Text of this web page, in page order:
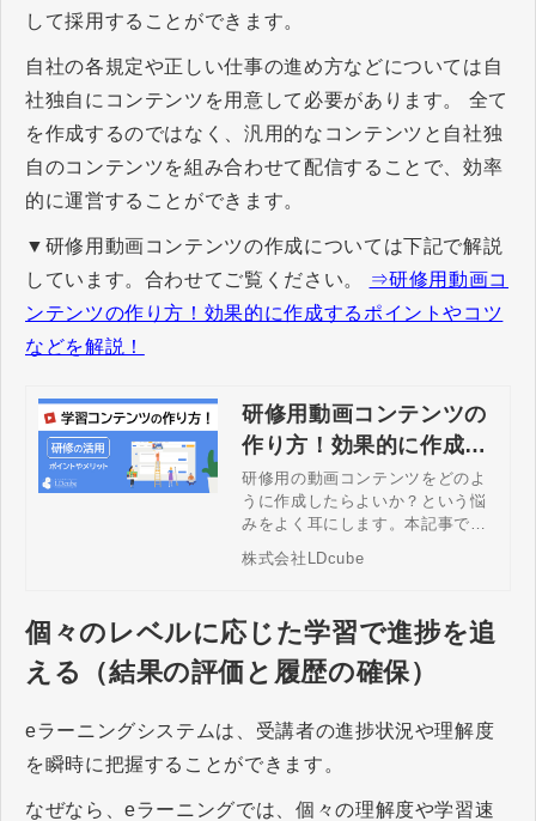
して採用することができます。
自社の各規定や正しい仕事の進め方などについては自
社独自にコンテンツを用意して必要があります。 全て
を作成するのではなく、汎用的なコンテンツと自社独
自のコンテンツを組み合わせて配信することで、効率
的に運営することができます。
▼研修用動画コンテンツの作成については下記で解説
しています。合わせてご覧ください。
⇒研修用動画コ
ンテンツの作り方！効果的に作成するポイントやコツ
などを解説！
研修用動画コンテンツの
作り方！効果的に作成す
るポイントやコツなどを
解説！
研修用の動画コンテンツをどのよ
うに作成したらよいか？という悩
みをよく耳にします。本記事では
コストをかけずに、既にある研修
の機会などを活用し、教育しなが
いくポイントを解説し、得られる
メリットも紹介します。
株式会社LDcube
個々のレベルに応じた学習で進捗を追
える（結果の評価と履歴の確保）
eラーニングシステムは、受講者の進捗状況や理解度
を瞬時に把握することができます。
なぜなら、eラーニングでは、個々の理解度や学習速